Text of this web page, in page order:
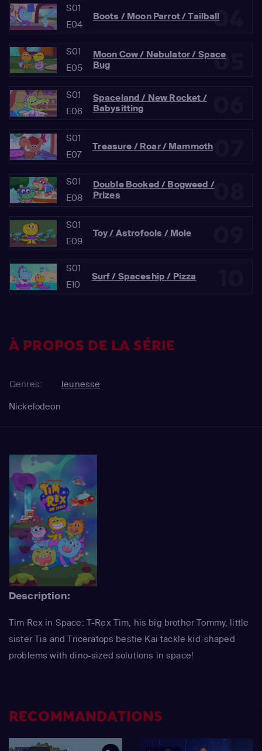
04
S01
E04
Boots / Moon Parrot / Tailball
05
S01
E05
Moon Cow / Nebulator / Space
Bug
S01
E06
Spaceland / New Rocket /
Babysitting
07
S01
E07
Treasure / Roar / Mammoth
08
S01
E08
Double Booked / Bogweed /
Prizes
S01
E09
Toy / Astrofools / Mole
S01
E10
Surf / Spaceship / Pizza
À PROPOS DE LA SÉRIE
Genres:
Jeunesse
Nickelodeon
Description:
Tim Rex in Space: T-Rex Tim, his big brother Tommy, little
sister Tia and Triceratops bestie Kai tackle kid-shaped
problems with dino-sized solutions in space!
RECOMMANDATIONS